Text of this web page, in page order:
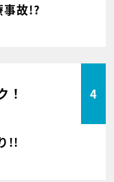
故!?
！ 4
!!